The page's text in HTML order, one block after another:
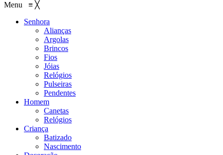
Menu ≡ ╳
Senhora
Alianças
Argolas
Brincos
Fios
Jóias
Relógios
Pulseiras
Pendentes
Homem
Canetas
Relógios
Criança
Batizado
Nascimento